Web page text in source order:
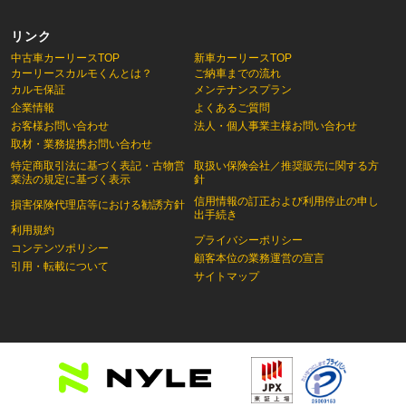
リンク
中古車カーリースTOP
カーリースカルモくんとは？
新車カーリースTOP
ご納車までの流れ
カルモ保証
企業情報
お客様お問い合わせ
取材・業務提携お問い合わせ
特定商取引法に基づく表記・古物営
業法の規定に基づく表示
損害保険代理店等における勧誘方針
利用規約
コンテンツポリシー
引用・転載について
メンテナンスプラン
よくあるご質問
法人・個人事業主様お問い合わせ
取扱い保険会社／推奨販売に関する方
針
信用情報の訂正および利用停止の申し
出手続き
プライバシーポリシー
顧客本位の業務運営の宣言
サイトマップ